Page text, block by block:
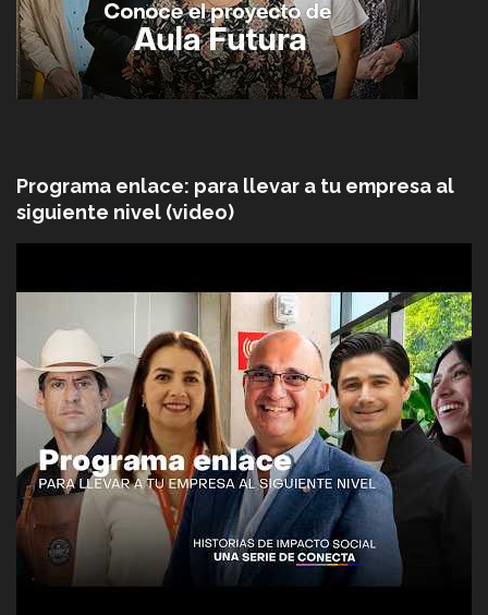
Programa enlace: para llevar a tu empresa al
siguiente nivel (video)